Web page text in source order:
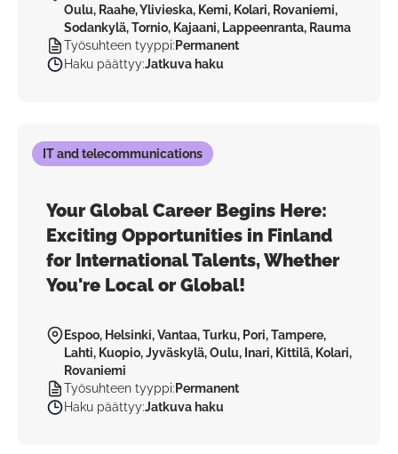
Oulu, Raahe, Ylivieska, Kemi, Kolari, Rovaniemi,
Sodankylä, Tornio, Kajaani, Lappeenranta, Rauma
Työsuhteen tyyppi: Permanent
Haku päättyy:Jatkuva haku
IT and telecommunications
Your Global Career Begins Here:
Exciting Opportunities in Finland
for International Talents, Whether
You're Local or Global!
Espoo, Helsinki, Vantaa, Turku, Pori, Tampere,
Lahti, Kuopio, Jyväskylä, Oulu, Inari, Kittilä, Kolari,
Rovaniemi
Työsuhteen tyyppi: Permanent
Haku päättyy:Jatkuva haku